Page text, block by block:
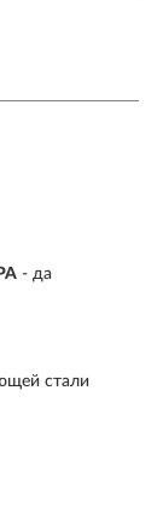
- да
стали